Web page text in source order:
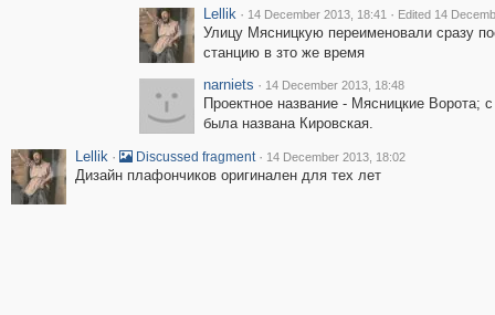
Lellik · 14 December 2013, 18:41 · Edited 14
Улицу Мясницкую переименовали сразу
станцию в зто же время
narniets · 14 December 2013, 18:48
Проектное название - Мясницкие Ворота;
была названа Кировская.
Lellik · Discussed fragment · 14 December 2013, 18:02
Дизайн плафончиков оригинален для тех лет